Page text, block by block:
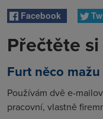
Facebook
Přečtěte
Furt něco mažu
Používám dvě e-
pracovní, vlastně